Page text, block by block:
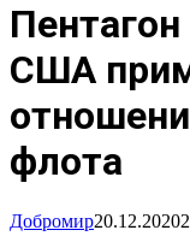
США
флота
Добромир20.12.2020